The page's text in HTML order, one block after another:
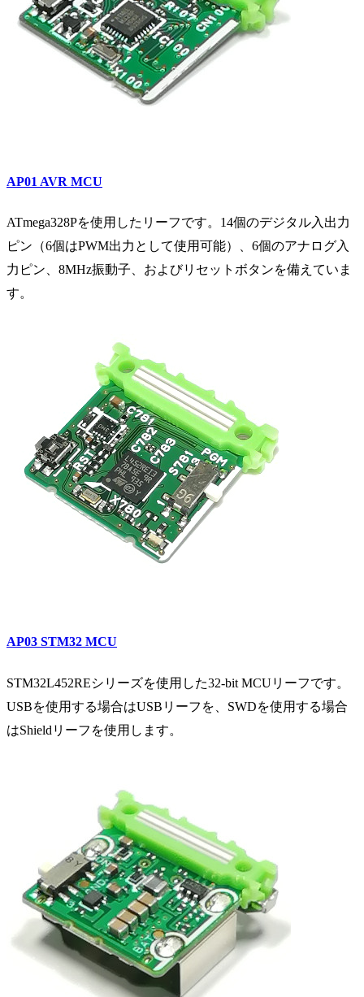
AP01 AVR MCU
ATmega328Pを使用したリーフです。14個のデジタル入出力
ピン（6個はPWM出力として使用可能）、6個のアナログ入
力ピン、8MHz振動子、およびリセットボタンを備えていま
す。
AP03 STM32 MCU
STM32L452REシリーズを使用した32-bit MCUリーフです。
USBを使用する場合はUSBリーフを、SWDを使用する場合
はShieldリーフを使用します。